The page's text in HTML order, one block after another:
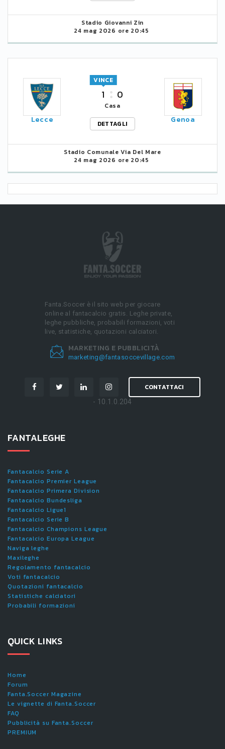
Stadio Giovanni Zin
24 mag 2026 ore 20:45
Lecce
1
VINCE
0
Casa
DETTAGLI
Genoa
Stadio Comunale Via Del Mare
24 mag 2026 ore 20:45
Fanta.Soccer è il sito web per giocare
online al fantacalcio gratis. Leghe private,
leghe pubbliche, probabili formazioni, voti
live, statistiche, quotazioni calciatori.
MARKETING E PUBBLICITÀ
marketing@fantasoccevillage.com
CONTATTACI
- 10.1.0.204
FANTALEGHE
Fantacalcio Serie A
Fantacalcio Premier League
Fantacalcio Primera Division
Fantacalcio Bundesliga
Fantacalcio Ligue1
Fantacalcio Serie B
Fantacalcio Champions League
Fantacalcio Europa League
Naviga leghe
Maxileghe
Regolamento fantacalcio
Voti fantacalcio
Quotazioni fantacalcio
Statistiche calciatori
Probabili formazioni
QUICK LINKS
Home
Forum
Fanta.Soccer Magazine
Le vignette di Fanta.Soccer
FAQ
Pubblicità su Fanta.Soccer
PREMIUM